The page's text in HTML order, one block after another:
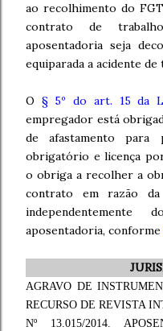
ao recolhimento do
contrato de
aposentadoria seja
equiparada a acidente de
O § 5º do art. 15 da
empregador está
de afastamento para
obrigatório e licença
o obriga a recolher a
contrato em razão da
aposentadoria, conforme
AGRAVO DE
RECURSO DE REVISTA
Nº 13.015/2014.